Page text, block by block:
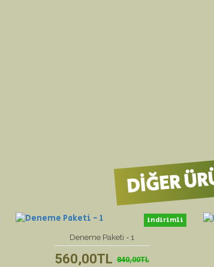
DIĞER
indirimli
Deneme Paketi - 1
560,00TL 840,00TL